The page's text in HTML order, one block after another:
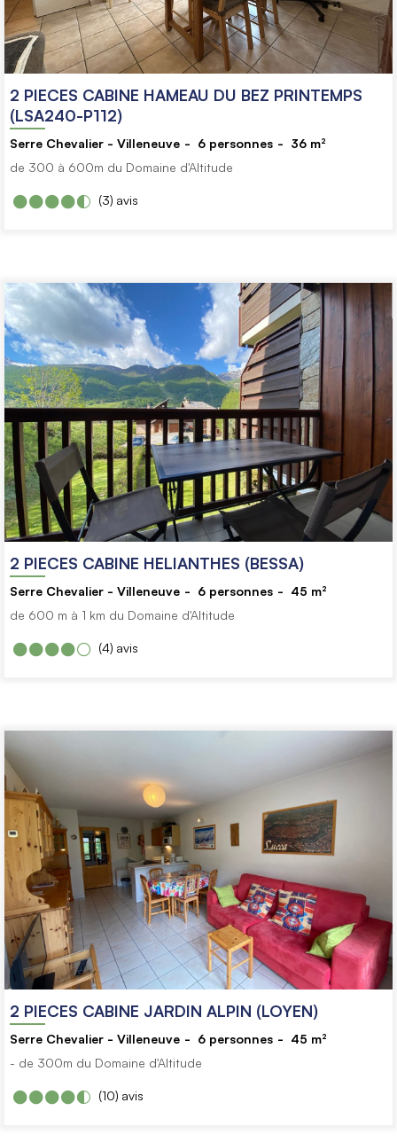
2 PIECES CABINE HAMEAU DU BEZ PRINTEMPS
(LSA240-P112)
Serre Chevalier - Villeneuve 6 personnes 36 m²
de 300 à 600m du Domaine d'Altitude
avis
(3)
2 PIECES CABINE HELIANTHES (BESSA)
Serre Chevalier - Villeneuve 6 personnes 45 m²
de 600 m à 1 km du Domaine d'Altitude
avis
(4)
2 PIECES CABINE JARDIN ALPIN (LOYEN)
Serre Chevalier - Villeneuve 6 personnes 45 m²
- de 300m du Domaine d'Altitude
avis
(10)